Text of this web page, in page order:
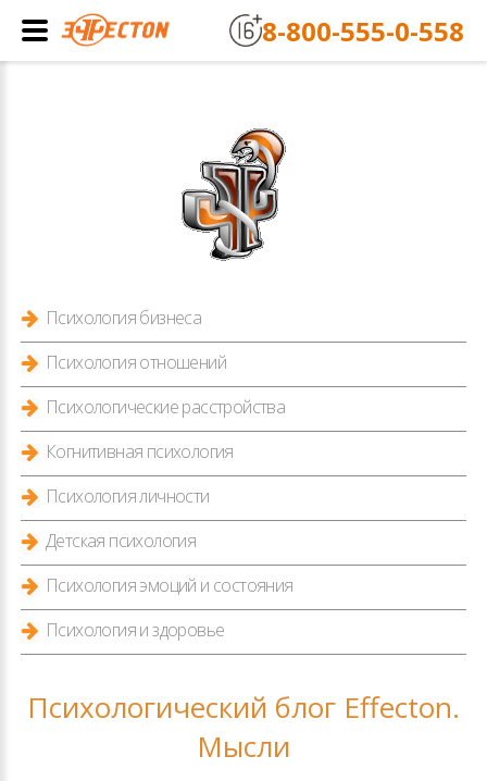
Психология бизнеса
Психология отношений
Психологические расстройства
Когнитивная психология
Психология личности
Детская психология
Психология эмоций и состояния
Психология и здоровье
Психологический блог Effecton.
Мысли
8-800-555-0-558